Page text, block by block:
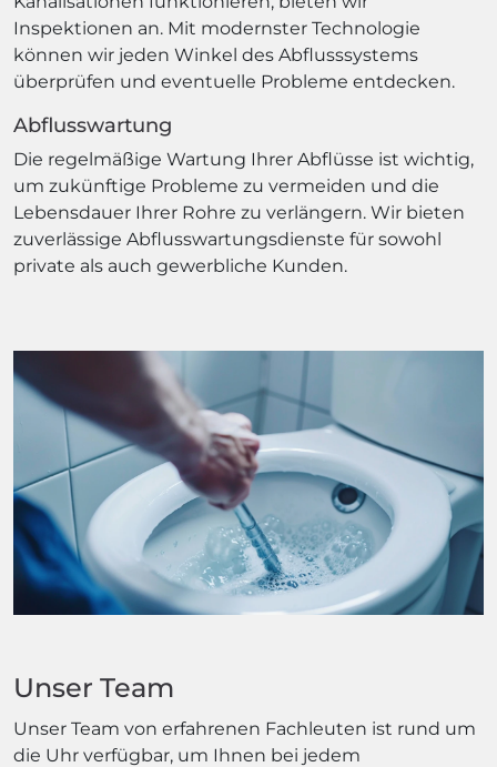
Inspektionen an. Mit modernster Technologie
können wir jeden Winkel des Abflusssystems
überprüfen und eventuelle Probleme entdecken.
Abflusswartung
Die regelmäßige Wartung Ihrer Abflüsse ist wichtig,
um zukünftige Probleme zu vermeiden und die
Lebensdauer Ihrer Rohre zu verlängern. Wir bieten
zuverlässige Abflusswartungsdienste für sowohl
private als auch gewerbliche Kunden.
Unser Team
Unser Team von erfahrenen Fachleuten ist rund um
die Uhr verfügbar, um Ihnen bei jedem